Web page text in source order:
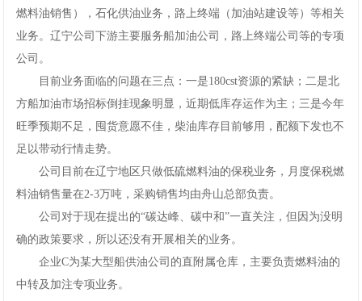
燃料油销售），石化供油业务，路上终端（加油站建设等）等相关
业务。辽宁公司下游主要服务船加油公司，路上终端公司等的专项
公司。
目前业务面临的问题在三点：一是180cst资源的紧缺；二是北
方船加油市场招标倒挂现象明显，近期低库存运作为主；三是今年
旺季预期不足，囤货意愿不佳，柴油库存目前够用，配额下发也不
足以带动行情走势。
公司目前在辽宁地区只做低硫燃料油的保税业务，月度保税燃
料油销售量在2-3万吨，采购销售均由舟山总部负责。
公司对于现在提出的“碳达峰、碳中和”一直关注，但因为没明
确的政策要求，所以还没有开展相关的业务。
企业C为某大型船供油公司的直附属仓库，主要负责燃料油的
中转及加注专项业务。